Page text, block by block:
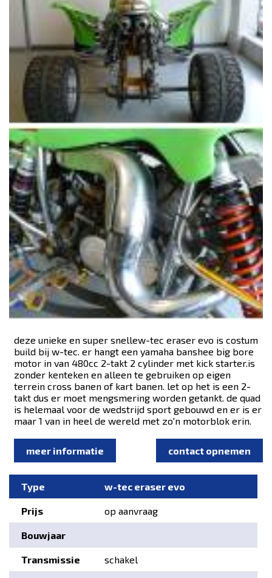
deze unieke en super snellew-tec eraser evo is costum
build bij w-tec. er hangt een yamaha banshee big bore
motor in van 480cc 2-takt 2 cylinder met kick starter.is
zonder kenteken en alleen te gebruiken op eigen
terrein cross banen of kart banen. let op het is een 2-
takt dus er moet mengsmering worden getankt. de quad
is helemaal voor de wedstrijd sport gebouwd en er is er
maar 1 van in heel de wereld met zo'n motorblok erin.
meer informatie contact opnemen
Type w-tec eraser evo
Prijs op aanvraag
Bouwjaar
Transmissie schakel